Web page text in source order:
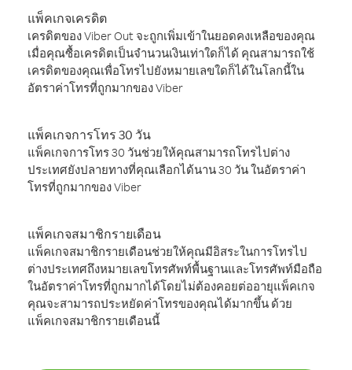
แพ็คเกจเครดิต
เครดิตของ Viber Out จะถูกเพิ่มเข้าในยอดคงเหลือของคุณ
เมื่อคุณซื้อเครดิตเป็นจำนวนเงินเท่าใดก็ได้ คุณสามารถใช้
เครดิตของคุณเพื่อโทรไปยังหมายเลขใดก็ได้ในโลกนี้ใน
อัตราค่าโทรที่ถูกมากของ Viber
แพ็คเกจการโทร 30 วัน
แพ็คเกจการโทร 30 วันช่วยให้คุณสามารถโทรไปต่าง
ประเทศยังปลายทางที่คุณเลือกได้นาน 30 วัน ในอัตราค่า
โทรที่ถูกมากของ Viber
แพ็คเกจสมาชิกรายเดือน
แพ็คเกจสมาชิกรายเดือนช่วยให้คุณมีอิสระในการโทรไป
ต่างประเทศถึงหมายเลขโทรศัพท์พื้นฐานและโทรศัพท์มือถือ
ในอัตราค่าโทรที่ถูกมากได้โดยไม่ต้องคอยต่ออายุแพ็คเกจ
คุณจะสามารถประหยัดค่าโทรของคุณได้มากขึ้น ด้วย
แพ็คเกจสมาชิกรายเดือนนี้